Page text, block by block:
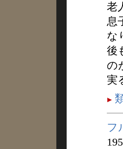
老
息
な
後
の
実
フ